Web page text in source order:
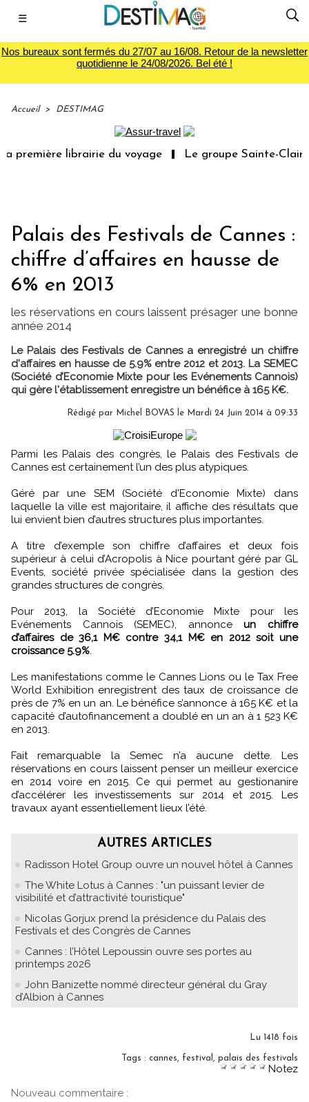
☰
Nos bureaux sont fermés du 27/07 au 16/08. Retour de la newsletter
quotidienne le 24/08/2026. Bel été !
Accueil > DESTIMAG
première librairie du voyage Le groupe Sainte-Claire
Palais des Festivals de Cannes :
chiffre d’affaires en hausse de
6% en 2013
les réservations en cours laissent présager une bonne
année 2014
Le Palais des Festivals de Cannes a enregistré un chiffre
d'affaires en hausse de 5.9% entre 2012 et 2013. La SEMEC
(Société d’Economie Mixte pour les Evénements Cannois)
qui gère l'établissement enregistre un bénéfice à 165 K€.
Rédigé par Michel BOVAS le Mardi 24 Juin 2014 à 09:33
Parmi les Palais des congrès, le Palais des Festivals de
Cannes est certainement l’un des plus atypiques.
Géré par une SEM (Société d'Economie Mixte) dans
laquelle la ville est majoritaire, il affiche des résultats que
lui envient bien d’autres structures plus importantes.
A titre d’exemple son chiffre d’affaires et deux fois
supérieur à celui d’Acropolis à Nice pourtant géré par GL
Events, société privée spécialisée dans la gestion des
grandes structures de congrès.
Pour 2013, la Société d’Economie Mixte pour les
Evénements Cannois (SEMEC), annonceun chiffre
d’affaires de 36,1 M€ contre 34,1 M€ en 2012 soit une
croissance 5.9%
Les manifestations comme le Cannes Lions ou le Tax Free
World Exhibition enregistrent des taux de croissance de
près de 7% en un an. Le bénéfice s’annonce à 165 K€ et la
capacité d’autofinancement a doublé en un an à 1 523 K€
en 2013.
Fait remarquable la Semec n’a aucune dette. Les
réservations en cours laissent penser un meilleur exercice
en 2014 voire en 2015. Ce qui permet au gestionanire
d’accélérer les investissements sur 2014 et 2015. Les
travaux ayant essentiellement lieux l’été.
AUTRES ARTICLES
Radisson Hotel Group ouvre un nouvel hôtel à Cannes
The White Lotus à Cannes : "un puissant levier de
visibilité et d’attractivité touristique"
Nicolas Gorjux prend la présidence du Palais des
Festivals et des Congrès de Cannes
Cannes : l’Hôtel Lepoussin ouvre ses portes au
printemps 2026
John Banizette nommé directeur général du Gray
d’Albion à Cannes
Lu 1418 fois
Tags : cannes festival palais des festivals
Notez
Nouveau commentaire :